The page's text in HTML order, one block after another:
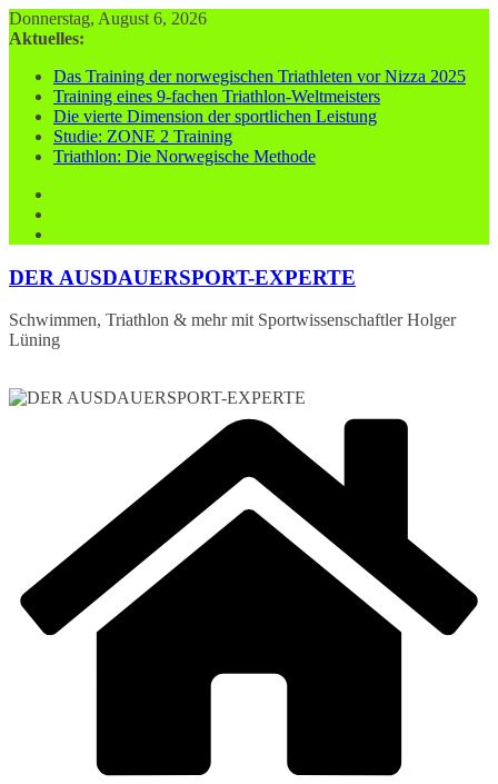
Zum
Inhalt
Donnerstag, August 6, 2026
Aktuelles:
Das Training der norwegischen Triathleten vor Nizza 2025
Training eines 9-fachen Triathlon-Weltmeisters
Die vierte Dimension der sportlichen Leistung
Studie: ZONE 2 Training
Triathlon: Die Norwegische Methode
DER AUSDAUERSPORT-EXPERTE
Schwimmen, Triathlon & mehr mit Sportwissenschaftler Holger
Lüning